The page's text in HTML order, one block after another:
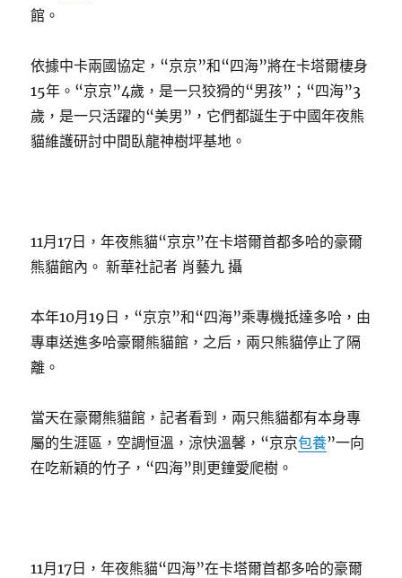
館。
依據中卡兩國協定，“京京”和“四海”將在卡塔爾棲身
15年。“京京”4歲，是一只狡猾的“男孩”；“四海”3
歲，是一只活躍的“美男”，它們都誕生于中國年夜熊
貓維護研討中間臥龍神樹坪基地。
11月17日，年夜熊貓“京京”在卡塔爾首都多哈的豪爾
熊貓館內。 新華社記者 肖藝九 攝
本年10月19日，“京京”和“四海”乘專機抵達多哈，由
專車送進多哈豪爾熊貓館，之后，兩只熊貓停止了隔
離。
當天在豪爾熊貓館，記者看到，兩只熊貓都有本身專
屬的生涯區，空調恒溫，涼快溫馨，“京京包養”一向
在吃新穎的竹子，“四海”則更鐘愛爬樹。
11月17日，年夜熊貓“四海”在卡塔爾首都多哈的豪爾